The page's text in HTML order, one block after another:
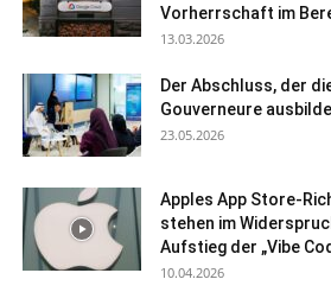
Vorherrschaft im
13.03.2026
Der Abschluss, der
Gouverneure
23.05.2026
Apples App Store-
stehen im
Aufstieg der „Vibe
10.04.2026